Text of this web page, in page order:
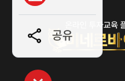
공유